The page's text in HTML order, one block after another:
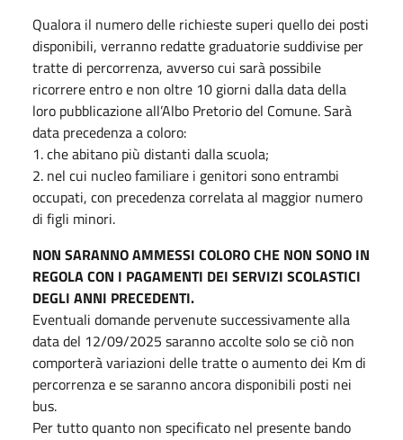
Qualora il numero delle richieste superi quello dei posti
disponibili, verranno redatte graduatorie suddivise per
tratte di percorrenza, avverso cui sarà possibile
ricorrere entro e non oltre 10 giorni dalla data della
loro pubblicazione all’Albo Pretorio del Comune. Sarà
data precedenza a coloro:
1. che abitano più distanti dalla scuola;
2. nel cui nucleo familiare i genitori sono entrambi
occupati, con precedenza correlata al maggior numero
di figli minori.
NON SARANNO AMMESSI COLORO CHE NON SONO IN
REGOLA CON I PAGAMENTI DEI SERVIZI SCOLASTICI
DEGLI ANNI PRECEDENTI.
Eventuali domande pervenute successivamente alla
data del 12/09/2025 saranno accolte solo se ciò non
comporterà variazioni delle tratte o aumento dei Km di
percorrenza e se saranno ancora disponibili posti nei
bus.
Per tutto quanto non specificato nel presente bando